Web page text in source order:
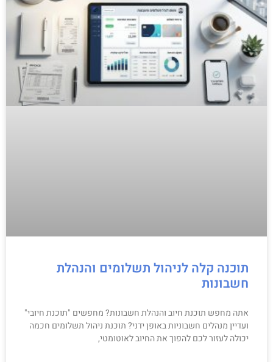
תוכנה קלה לניהול תשלומים והנהלת
חשבונות
אתה מחפש תוכנת חיוב והנהלת חשבונות? מחפשים "תוכנת חיובי"
ועדיין מנהלים חשבוניות באופן ידני? תוכנת ניהול תשלומים חכמה
יכולה לעזור לכם להפוך את החיוב לאוטומטי,